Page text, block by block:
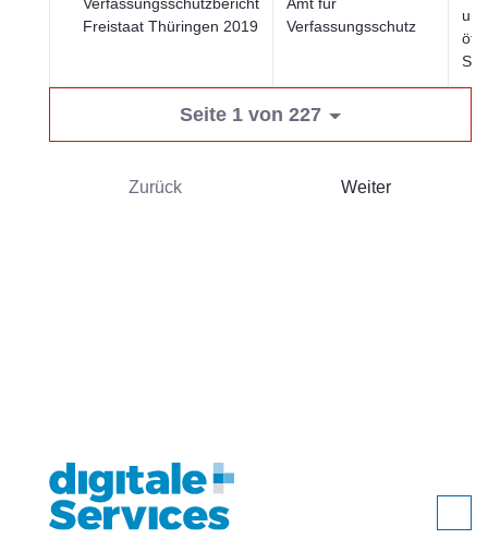
Freistaat Thüringen 2019
Verfassungsschutz
und
Seite 1 von 227
Zurück Weiter